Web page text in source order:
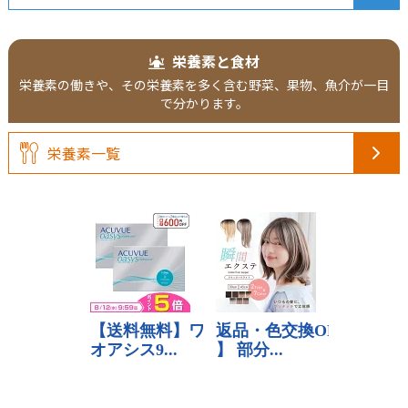
栄養素と食材
栄養素の働きや、その栄養素を多く含む野菜、果物、魚介が一目
で分かります。
栄養素一覧